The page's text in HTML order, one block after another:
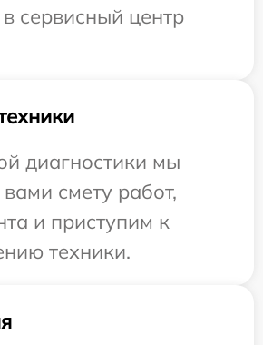
сервисный центр
диагностики мы
смету работ,
и приступим к
техники.